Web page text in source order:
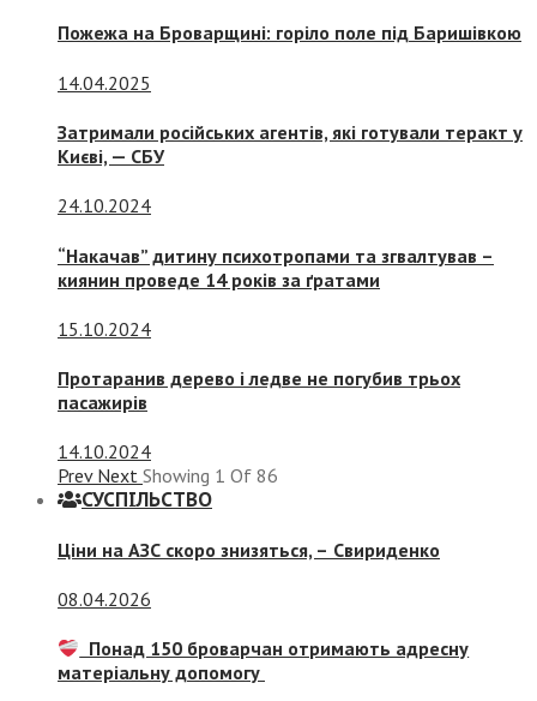
Пожежа на Броварщині: горіло поле під Баришівкою
14.04.2025
Затримали російських агентів, які готували теракт у
Києві, — СБУ
24.10.2024
“Накачав” дитину психотропами та згвалтував –
киянин проведе 14 років за ґратами
15.10.2024
Протаранив дерево і ледве не погубив трьох
пасажирів
14.10.2024
Prev Next Showing 1 Of 86
СУСПIЛЬСТВО
Ціни на АЗС скоро знизяться, – Свириденко
08.04.2026
Понад 150 броварчан отримають адресну
матеріальну допомогу